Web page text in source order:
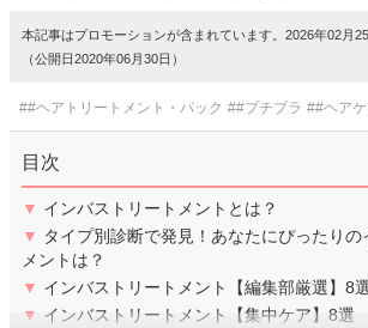
本記事はプロモーションが含まれています。2026年02月
（公開日2020年06月30日）
##ヘアトリートメント・パック ##プチプラ ##ヘア
目次
▼ インバストリートメントとは？
▼ タイプ別診断で発見！あなたにぴったりの
メントは？
▼ インバストリートメント【編集部厳選】8
▼ インバストリートメント【集中ケア】8選